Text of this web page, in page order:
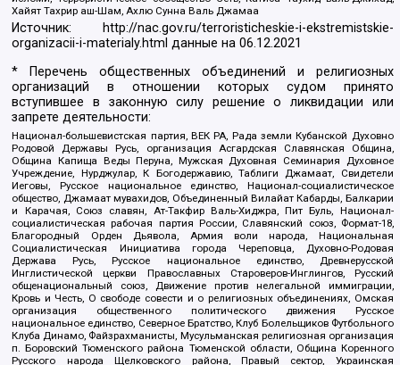
Хайят Тахрир аш-Шам, Ахлю Сунна Валь Джамаа
Источник:
http://nac.gov.ru/terroristicheskie-i-ekstremistskie-
organizacii-i-materialy.html данные на06.12.2021
* Перечень общественных объединений и религиозных
организаций в отношении которых судом принято
вступившее в законную силу решение о ликвидации или
запрете деятельности:
Национал-большевистская партия, ВЕК РА, Рада земли Кубанской Духовно
Родовой Державы Русь, организация Асгардская Славянская Община,
Община Капища Веды Перуна, Мужская Духовная Семинария Духовное
Учреждение, Нурджулар, К Богодержавию, Таблиги Джамаат, Свидетели
Иеговы, Русское национальное единство, Национал-социалистическое
общество, Джамаат мувахидов, Объединенный Вилайат Кабарды, Балкарии
и Карачая, Союз славян, Ат-Такфир Валь-Хиджра, Пит Буль, Национал-
социалистическая рабочая партия России, Славянский союз, Формат-18,
Благородный Орден Дьявола, Армия воли народа, Национальная
Социалистическая Инициатива города Череповца, Духовно-Родовая
Держава Русь, Русское национальное единство, Древнерусской
Инглистической церкви Православных Староверов-Инглингов, Русский
общенациональный союз, Движение против нелегальной иммиграции,
Кровь и Честь, О свободе совести и о религиозных объединениях, Омская
организация общественного политического движения Русское
национальное единство, Северное Братство, Клуб Болельщиков Футбольного
Клуба Динамо, Файзрахманисты, Мусульманская религиозная организация
п. Боровский Тюменского района Тюменской области, Община Коренного
Русского народа Щелковского района, Правый сектор, Украинская